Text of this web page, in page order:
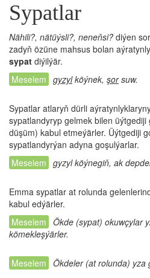
Sypatlar
Nähili?, nätüýsli?, neneňsi? diýen
zadyň özüne mahsus bolan
sypat diýilýär.
gyzylköýnek, şorsuw.
Sypatlar atlaryň dürli
sypatlandyryp gelmek bilen
düşüm) kabul etmeýärler. Üýtgediji
sypatlandyrýan adyna goşulýarlar.
gyzyl köýnegiň, ak
Emma sypatlar at rolunda
kabul edýärler.
Ökde (sypat) okuwçylar
kömekleşýärler.
Ökdeler (at rolunda) yza